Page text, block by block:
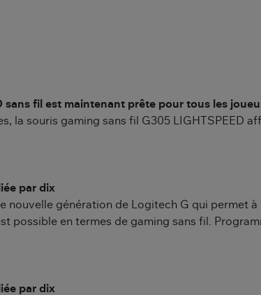
sans fil est maintenant prête pour tous les
la souris gaming sans fil G305 LIGHTSPEED
par dix
nouvelle génération de Logitech G qui permet
possible en termes de gaming sans fil.
par dix